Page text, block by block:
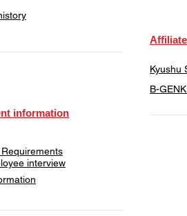
Kyushu
​B-
information
interview